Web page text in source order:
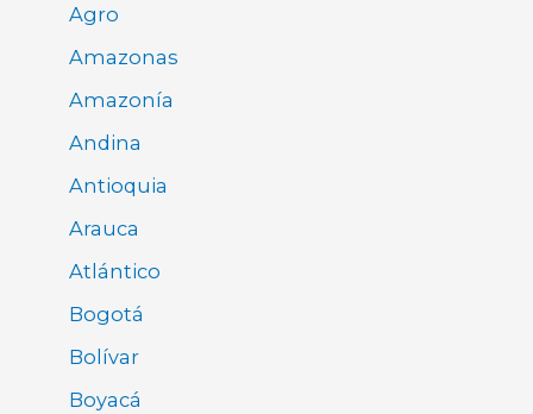
Agro
Amazonas
Amazonía
Andina
Antioquia
Arauca
Atlántico
Bogotá
Bolívar
Boyacá